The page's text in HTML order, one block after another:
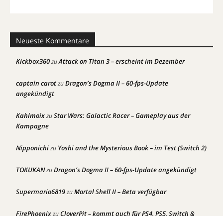
Neueste Kommentare
Kickbox360zuAttack on Titan 3 – erscheint im Dezember
captain carotzuDragon’s Dogma II – 60-fps-Update
angekündigt
KahlmoixzuStar Wars: Galactic Racer – Gameplay aus der
Kampagne
Nipponichizu Yoshi and the Mysterious Book – im Test (Switch 2)
TOKUKANzuDragon’s Dogma II – 60-fps-Update angekündigt
Supermario6819zuMortal Shell II – Beta verfügbar
FirePhoenixzuCloverPit – kommt auch für PS4, PS5, Switch &